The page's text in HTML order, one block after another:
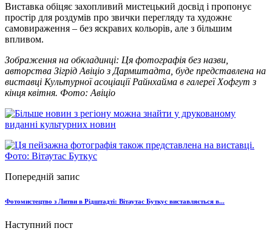
Виставка обіцяє захопливий мистецький досвід і пропонує
простір для роздумів про звички перегляду та художнє
самовираження – без яскравих кольорів, але з більшим
впливом.
Зображення на обкладинці: Ця фотографія без назви,
авторства Зігрід Авіціо з Дармштадта, буде представлена ​​на
виставці Культурної асоціації Райнхайма в галереї Хофгут з
кінця квітня. Фото: Авіціо
Попередній запис
Фотомистецтво з Литви в Рідштадті: Вітаутас Буткус виставляється в...
Наступний пост